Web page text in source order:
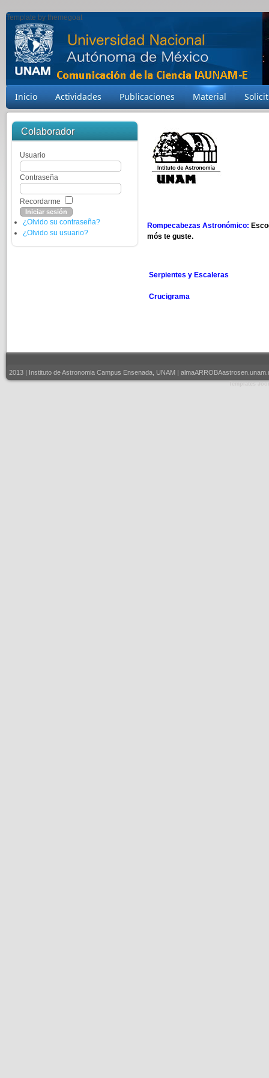
Template by themegoat
Inicio Actividades Publicaciones Material
Colaborador
Usuario
Contraseña
Recordarme
¿Olvido su contraseña?
¿Olvido su usuario?
Rompecabezas Astronómico:
mós te guste.
Serpientes y Escaleras
Crucigrama
2013 | Instituto de Astronomia Campus Ensenada, UNAM |
Templates